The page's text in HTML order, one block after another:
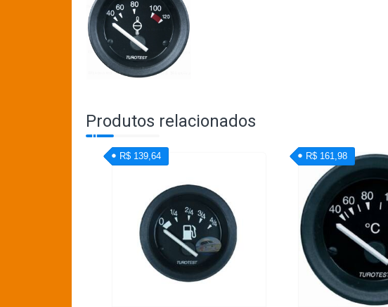
Produtos relacionados
R$ 139,64 R$ 161,98